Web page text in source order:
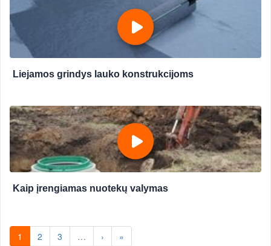
Liejamos grindys lauko konstrukcijoms
Kaip įrengiamas nuotekų valymas
1 2 3 … › »